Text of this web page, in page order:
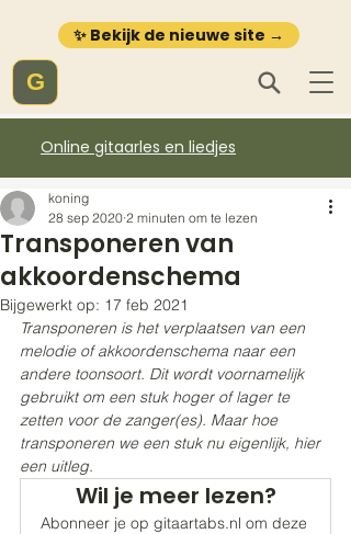
✨ Bekijk de nieuwe site →
G
Online gitaarles en liedjes
Transponeren van
akkoordenschema
koning
28 sep 2020 2 minuten om te lezen
Bijgewerkt op: 17 feb 2021
Transponeren is het verplaatsen van een
melodie of akkoordenschema naar een
andere toonsoort. Dit wordt voornamelijk
gebruikt om een stuk hoger of lager te
zetten voor de zanger(es). Maar hoe
transponeren we een stuk nu eigenlijk, hier
een uitleg.
Wil je meer lezen?
Abonneer je op gitaartabs.nl om deze